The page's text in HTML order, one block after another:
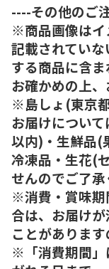
----その他のご
※商品画像はイ
記載されてい
する商品に含
お確かめの上、
※島しょ(東京
お届けについ
以内)・生鮮品(
冷凍品・生花(
せんのでご了承
※消費・賞味期
合は、お届け
ことがあります
※「消費期間」